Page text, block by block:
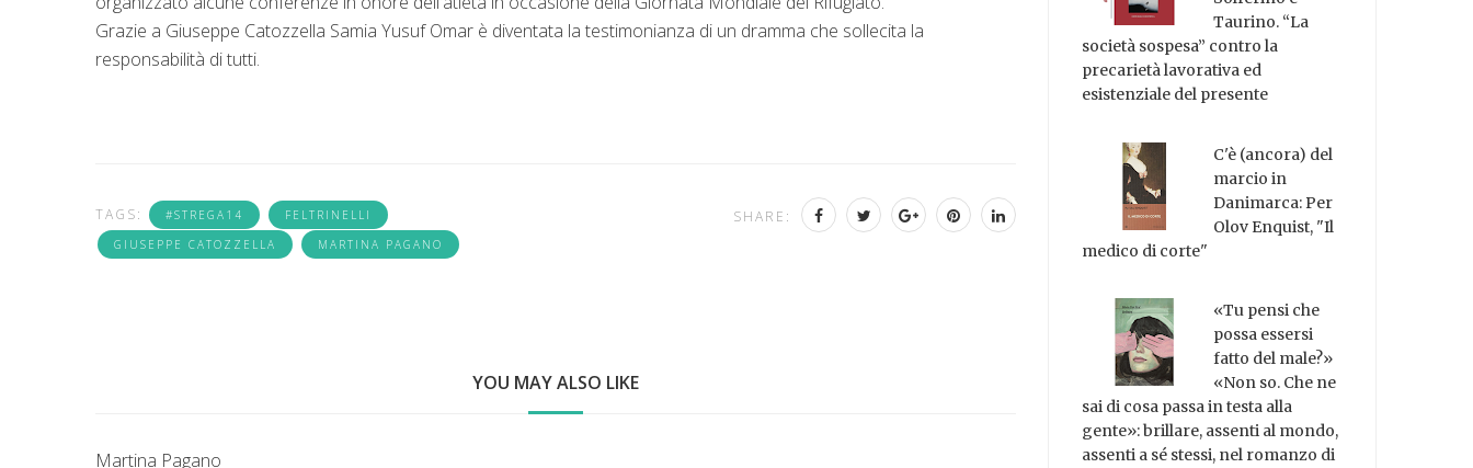
Grazie a Giuseppe Catozzella Samia Yusuf Omar è diventata la testimonianza di un dramma che sollecita la
responsabilità di tutti.
TAGS: #STREGA14
FELTRINELLI
GIUSEPPE CATOZZELLA
MARTINA PAGANO
SHARE:
YOU MAY ALSO LIKE
Martina Pagano
Taurino. “La
società sospesa” contro la
precarietà lavorativa ed
esistenziale del presente
C'è (ancora) del
marcio in
Danimarca: Per
Olov Enquist, "Il
medico di corte"
«Tu pensi che
possa essersi
fatto del male?»
«Non so. Che ne
sai di cosa passa in testa alla
gente»: brillare, assenti al mondo,
assenti a sé stessi, nel romanzo di